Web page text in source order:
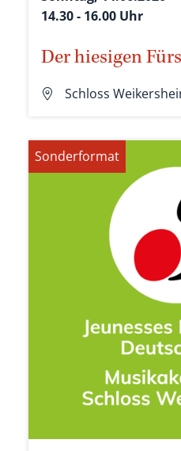
14.30 - 16.00 Uhr
Der hiesigen
Schloss
Sonderformat